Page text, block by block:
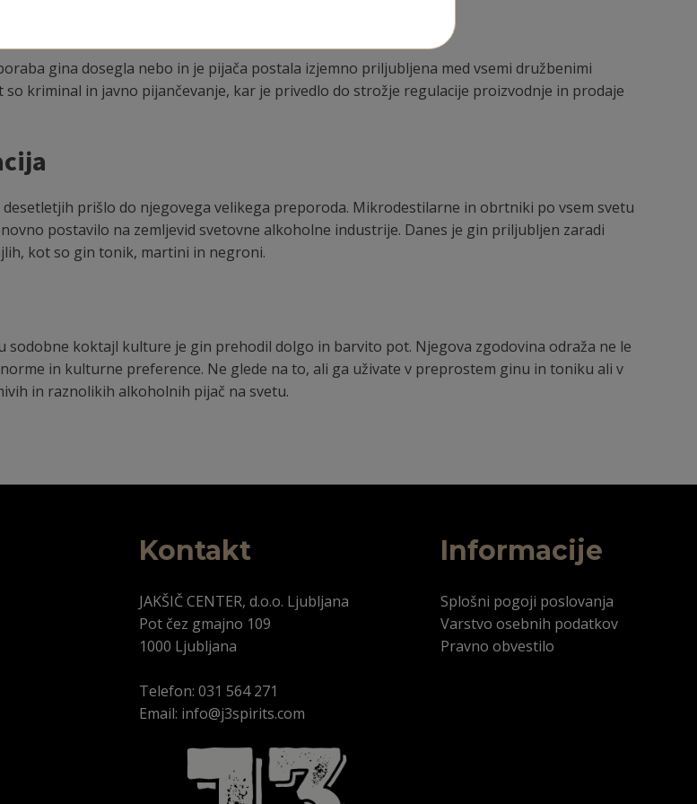
evforije
gina dosegla nebo in je pijača postala izjemno priljubljena med vsemi družbenimi
kriminal in javno pijančevanje, kar je privedlo do strožje regulacije proizvodnje in prodaje
prišlo do njegovega velikega preporoda. Mikrodestilarne in obrtniki po vsem svetu
postavilo na zemljevid svetovne alkoholne industrije. Danes je gin priljubljen zaradi
kot so gin tonik, martini in negroni.
sodobne koktajl kulture je gin prehodil dolgo in barvito pot. Njegova zgodovina odraža ne le
in kulturne preference. Ne glede na to, ali ga uživate v preprostem ginu in toniku ali v
in raznolikih alkoholnih pijač na svetu.
Kontakt
JAKŠIČ CENTER, d.o.o. Ljubljana
Pot čez gmajno 109
1000 Ljubljana
Telefon: 031 564 271
Email: info@j3spirits.com
Informacije
Splošni pogoji poslovanja
Varstvo osebnih podatkov
Pravno obvestilo